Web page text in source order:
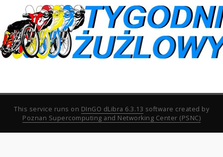
This service runs on DInGO dLibra 6.3.13 software created by
Poznan Supercomputing and Networking Center (PSNC)